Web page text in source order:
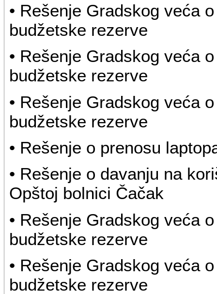
• Rešenje Gradskog veća
budžetske rezerve
• Rešenje Gradskog veća
budžetske rezerve
• Rešenje Gradskog veća
budžetske rezerve
• Rešenje o prenosu
• Rešenje o davanju na
Opštoj bolnici Čačak
• Rešenje Gradskog veća
budžetske rezerve
• Rešenje Gradskog veća
budžetske rezerve